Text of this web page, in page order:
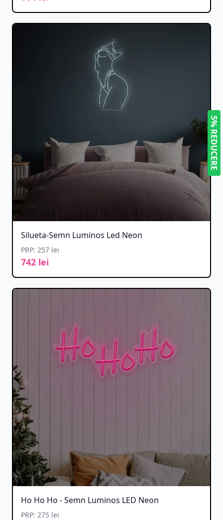
Silueta-Semn Luminos Led Neon
PRP: 257 lei
742 lei
Ho Ho Ho - Semn Luminos LED Neon
PRP: 275 lei
5% REDUCERE